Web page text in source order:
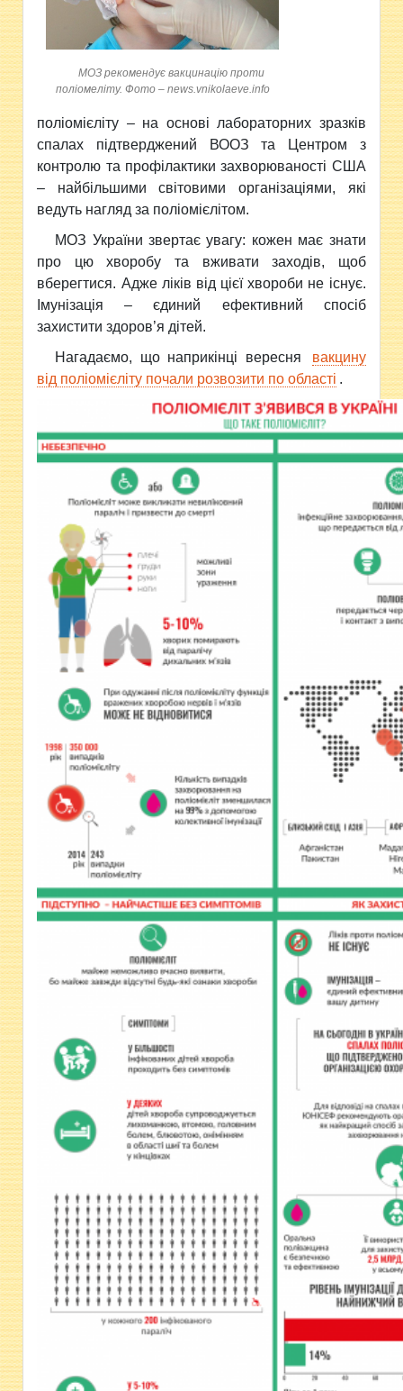
МОЗ рекомендує вакцинацію проти
поліомеліту. Фото – news.vnikolaeve.info
поліомієліту – на основі лабораторних зразків
спалах підтверджений ВООЗ та Центром з
контролю та профілактики захворюваності США
– найбільшими світовими організаціями, які
ведуть нагляд за поліомієлітом.
МОЗ України звертає увагу: кожен має знати
про цю хворобу та вживати заходів, щоб
вберегтися. Адже ліків від цієї хвороби не існує.
Імунізація – єдиний ефективний спосіб
захистити здоров’я дітей.
Нагадаємо, що наприкінці вересня
вакцину
від поліомієліту почали розвозити по області .